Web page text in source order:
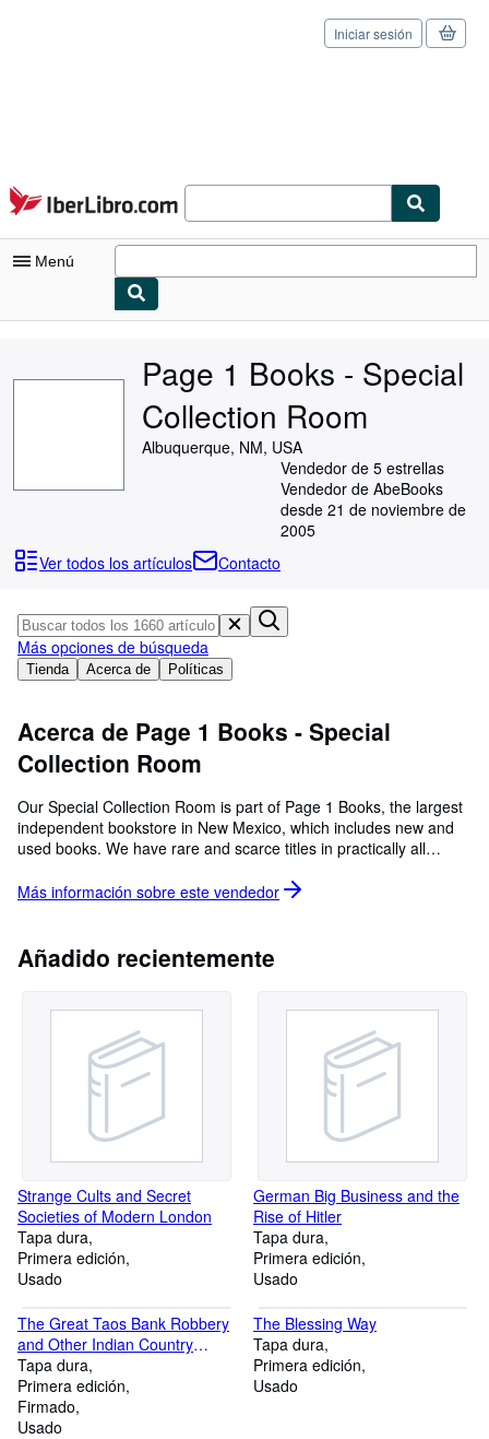
Pasar al contenido principal
IberLibro.com
Iniciar sesión
Menú
Consultar mis pedidos
Búsqueda avanzada
Colecciones
Arte y coleccionismo
Comenzar a vender
Ayuda
CERRAR
Page 1 Books - Special
Collection Room
Albuquerque, NM, USA
Vendedor de 5 estrellas
Vendedor de AbeBooks
desde 21 de noviembre de
2005
Ver todos los artículos
Contacto
Tienda Acerca de Políticas
Más opciones de búsqueda
Acerca de Page 1 Books - Special
Collection Room
Our Special Collection Room is part of Page 1 Books, the largest
independent bookstore in New Mexico, which includes new and
used books. We have rare and scarce titles in practically all
Americana, Art, Mystery, Science & Technical books, and World
Más información sobre este vendedor
Añadido recientemente
Strange Cults and Secret
Societies of Modern London
Tapa dura
Primera edición
Usado
German Big Business and the
Rise of Hitler
Tapa dura
Primera edición
Usado
The Great Taos Bank Robbery
and Other Indian Country
Affairs
Tapa dura
Primera edición
Firmado
Usado
The Blessing Way
Tapa dura
Primera edición
Usado